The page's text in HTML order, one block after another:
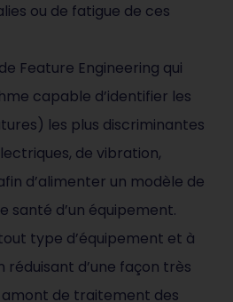
ou de fatigue de ces
Feature Engineering qui
capable d’identifier les
les plus discriminantes
de vibration,
d’alimenter un modèle de
santé d’un équipement.
type d’équipement et à
d’une façon très
de traitement des